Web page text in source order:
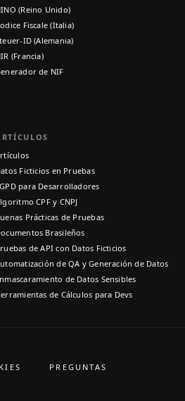
(Reino Unido)
Fiscale (Italia)
ID (Alemania)
(Francia)
de NIF
Ficticios en Pruebas
para Desarrolladores
CPF y CNPJ
Prácticas de Pruebas
Brasileños
de API con Datos Ficticios
de QA y Generación de Datos
de Datos Sensibles
de Cálculos para Devs
PREGUNTAS